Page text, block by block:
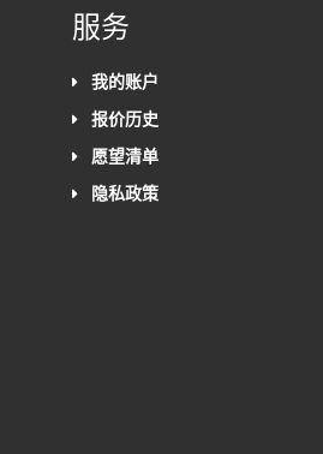
服务
我的账户
报价历史
愿望清单
隐私政策